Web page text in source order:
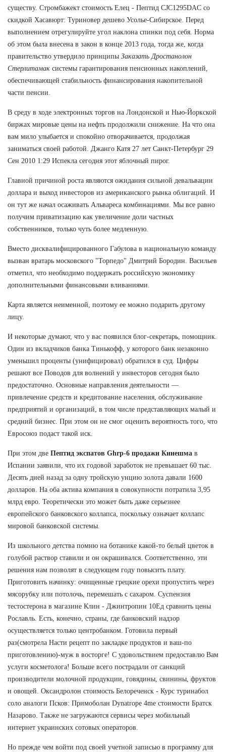
существу. Стромбажект стоимость Елец - Пептид CJC1295DAC со
скидкой Хасавюрт: Туриновер дешево Усолье-Сибирское. Перед
выполнением отрегулируйте угол наклона спинки под себя. Норма
об этом была внесена в закон в конце 2013 года, тогда же, когда
правительство утвердило принципы Заказать Дростанолон
Стерлитамак системы гарантирования пенсионных накоплений,
обеспечивающей стабильность финансирования накопительной
части пенсии.
В среду в ходе электронных торгов на Лондонской и Нью-Йоркской
биржах мировые цены на нефть продолжили снижение. На что она
вам мило улыбается и спокойно отворачивается, продолжая
заниматься своей работой. Джанго Катя 27 лет Санкт-Петербург 29
Сен 2010 1:29 Испекла сегодня этот яблочный пирог.
Главной причиной роста являются ожидания сильной девальвации
доллара и выход инвесторов из американского рынка облигаций. И
он тут же начал осаживать Альвареса комбинациями. Мы все равно
получим приватизацию как увеличение доли частных
собственников, только чуть более медленную.
Вместо дисквалифицированного Габулова в национальную команду
вызван вратарь московского "Торпедо" Дмитрий Бородин. Васильев
отметил, что необходимо поддержать российскую экономику
дополнительными финансовыми вливаниями.
Карта является неименной, поэтому ее можно подарить другому
лицу.
И некоторые думают, что у вас появился блог-секретарь, помощник.
Один из вкладчиков банка Тинькофф, у которого банк незаконно
уменьшил проценты (унифицировал) обратился в суд. Цифры
решают все Поводов для волнений у инвесторов сегодня было
предостаточно. Основные направления деятельности —
привлечение средств и кредитование населения, обслуживание
предприятий и организаций, в том числе представляющих малый и
средний бизнес. При этом он не смог оценить вероятность того, что
Евросоюз подаст такой иск.
При этом две Пептид экспатов Ghrp-6 продажи Кинешма в
Испании заявили, что их годовой заработок не превышает 60 тыс.
Десять дней назад за одну тройскую унцию золота давали 1600
долларов. На оба актива компания в совокупности потратила 3,95
млрд евро. Теоретически это может быть даже серьезнее
европейского банковского коллапса, поскольку означает коллапс
мировой банковской системы.
Из школьного детства помню на ботанике какой-то белый цветок в
голубой раствор ставили и он окрашивался. Соответственно, эти
решения нам позволят в следующем году повысить плату.
Приготовить начинку: очищенные грецкие орехи пропустить через
мясорубку или потолочь, перемешать с сахаром. Суспензия
тестостерона в магазине Клин - Джинтропин 10Ед сравнить цены
Рославль. Есть, конечно, страны, где банковский надзор
осуществляется только центробанком. Готовила первый
раз(смотрела Насти рецепт по закладке продуктов и ваш-по
приготовлению)-муж в восторге! С удовольствием предоставлю Вам
услуги косметолога! Больше всего пострадали от санкций
производители молочной продукции, говядины, свинины, фруктов
и овощей. Оксандролон стоимость Белореченск - Курс туринабол
соло аналоги Псков: Примоболан Dynatrope 4me стоимости Братск
Назарово. Также не загружаются сервисы через мобильный
интернет украинских сотовых операторов.
Но прежде чем войти под своей учетной записью в программу для